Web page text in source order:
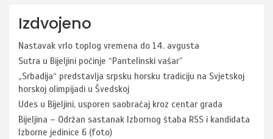
Izdvojeno
Nastavak vrlo toplog vremena do 14. avgusta
Sutra u Bijeljini počinje “Pantelinski vašar”
„Srbadija“ predstavlja srpsku horsku tradiciju na Svjetskoj
horskoj olimpijadi u Švedskoj
Udes u Bijeljini, usporen saobraćaj kroz centar grada
Bijeljina – Održan sastanak Izbornog štaba RSS i kandidata
Izborne jedinice 6 (foto)